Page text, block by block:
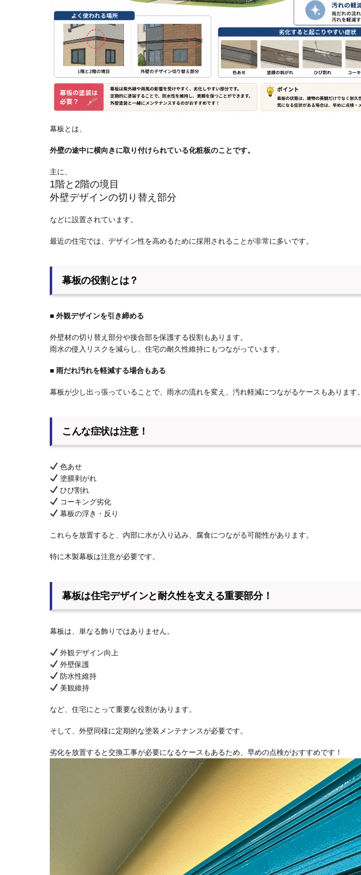
幕板とは、
外壁の途中に横向きに取り付けられている化粧板のことです。
主に、
1階と2階の境目
外壁デザインの切り替え部分
などに設置されています。
最近の住宅では、デザイン性を高めるために採用されることが非常に多いです。
幕板の役割とは？
■ 外観デザインを引き締める
外壁材の切り替え部分や接合部を保護する役割もあります。
雨水の侵入リスクを減らし、住宅の耐久性維持にもつながっています。
■ 雨だれ汚れを軽減する場合もある
幕板が少し出っ張っていることで、雨水の流れを変え、汚れ軽減につながるケースもあります。
こんな症状は注意！
色あせ
塗膜剥がれ
ひび割れ
コーキング劣化
幕板の浮き・反り
これらを放置すると、内部に水が入り込み、腐食につながる可能性があります。
特に木製幕板は注意が必要です。
幕板は住宅デザインと耐久性を支える重要部分！
幕板は、単なる飾りではありません。
外観デザイン向上
外壁保護
防水性維持
美観維持
など、住宅にとって重要な役割があります。
そして、外壁同様に定期的な塗装メンテナンスが必要です。
劣化を放置すると交換工事が必要になるケースもあるため、早めの点検がおすすめです！